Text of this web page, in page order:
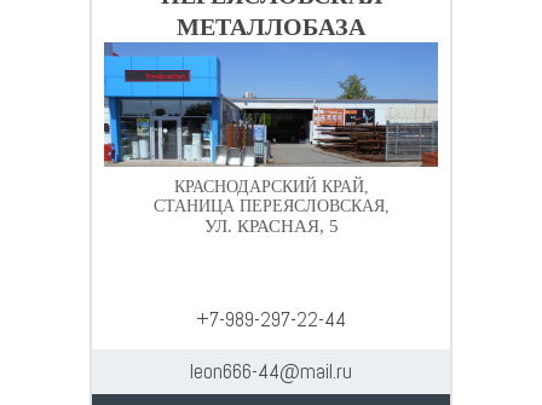
МЕТАЛЛОБАЗА
КРАСНОДАРСКИЙ КРАЙ,
СТАНИЦА ПЕРЕЯСЛОВСКАЯ,
УЛ. КРАСНАЯ, 5
+7-989-297-22-44
leon666-44@mail.ru